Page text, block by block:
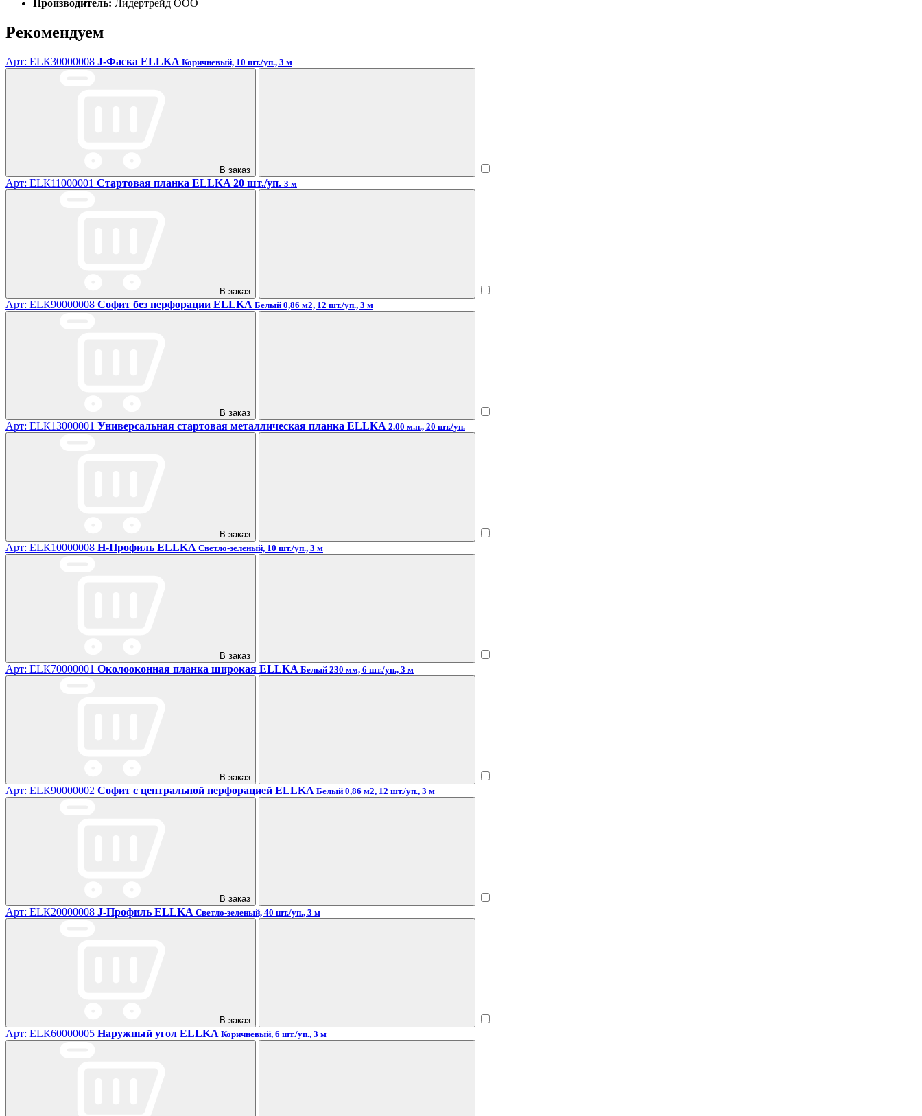
Производитель: Лидертрейд ООО
Рекомендуем
Арт: ЕLК30000008 J-Фаска ELLKA Коричневый, 10 шт./уп., 3 м
В заказ
Арт: ЕLК11000001 Стартовая планка ELLKA 20 шт./уп. 3 м
В заказ
Арт: ЕLК90000008 Софит без перфорации ELLKA Белый 0,86 м2, 12 шт./уп., 3 м
В заказ
Арт: ЕLК13000001 Универсальная стартовая металлическая планка ELLKA 2.00 м.п., 20 шт./уп.
В заказ
Арт: ЕLК10000008 H-Профиль ELLKA Светло-зеленый, 10 шт./уп., 3 м
В заказ
Арт: ЕLК70000001 Околооконная планка широкая ELLKA Белый 230 мм, 6 шт./уп., 3 м
В заказ
Арт: ЕLК90000002 Софит с центральной перфорацией ELLKA Белый 0,86 м2, 12 шт./уп., 3 м
В заказ
Арт: ЕLК20000008 J-Профиль ELLKA Светло-зеленый, 40 шт./уп., 3 м
В заказ
Арт: ЕLК60000005 Наружный угол ELLKA Коричневый, 6 шт./уп., 3 м